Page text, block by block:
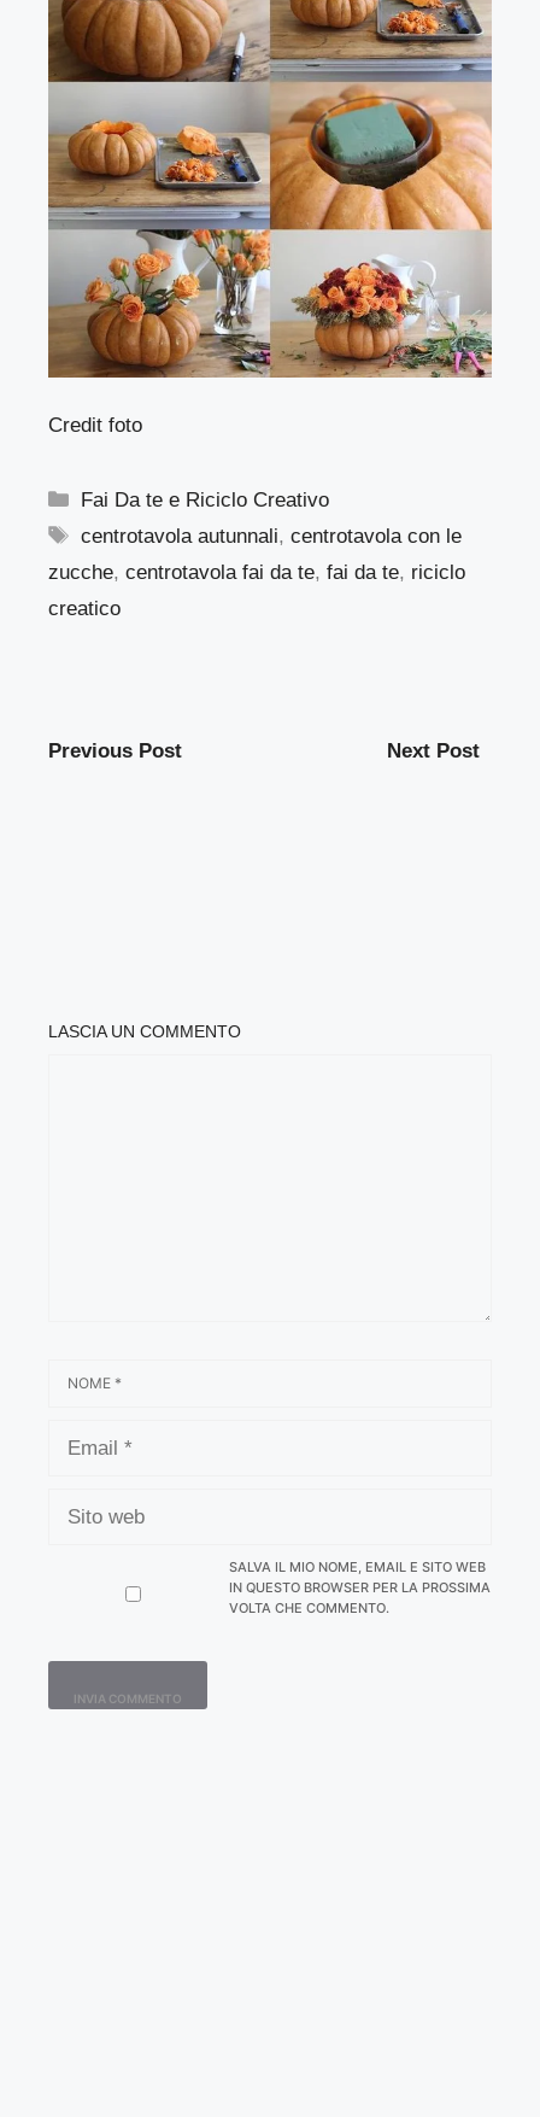
Credit foto
Categorie
Fai Da te e Riciclo Creativo
Tag
centrotavola autunnali,centrotavola con le
zucche, centrotavola fai da te, fai da te, riciclo
creatico
Previous Post Next Post
LASCIA UN COMMENTO
WEB
SALVA IL MIO NOME, EMAIL E SITO WEB
IN QUESTO BROWSER PER LA PROSSIMA
VOLTA CHE COMMENTO.